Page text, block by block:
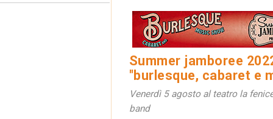
Summer jamboree
"burlesque, cabaret e
Venerdì 5 agosto al teatro la
band